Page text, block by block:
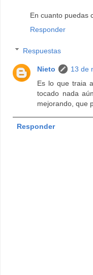
En cuanto puedas
Responder
Respuestas
Nieto
13 de
Es lo que traia
tocado nada
mejorando, que
Responder